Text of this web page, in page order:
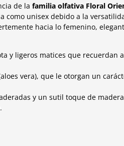
de la familia olfativa Floral
como unisex debido a la
hacia lo femenino,
y ligeros matices que recuerdan a
vera), que le otorgan un
y un sutil toque de